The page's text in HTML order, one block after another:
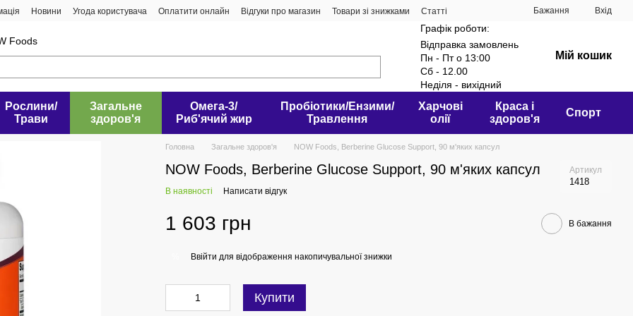
Новини Угода користувача Оплатити онлайн Відгуки про магазин Товари зі знижками Статті Бажання Вхід
Foods
Графік роботи:
Відправка замовлень
Пн - Пт о 13:00
Сб - 12.00
Неділя - вихідний
Мій кошик
Рослини/
Трави
Загальне
здоров'я
Омега-3/
Риб'ячий жир
Пробіотики/Ензими/
Травлення
Харчові
олії
Краса і
здоров'я
Спорт
Головна Загальне здоров'я NOW Foods, Berberine Glucose Support, 90 м'яких капсул
NOW Foods, Berberine Glucose Support, 90 м'яких капсул Артикул
1418
В наявності Написати відгук
1 603 грн В бажання
Ввійти для відображення накопичувальної знижки
Купити